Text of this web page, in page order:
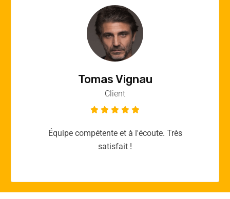
Vincent Quere
Client
Merci yellow365.work pour votre expertise!